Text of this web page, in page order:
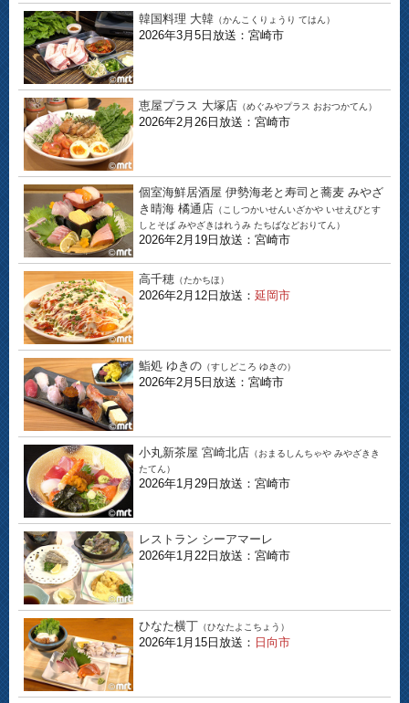
韓国料理 大韓 （かんこくりょうり てはん）
2026年3月5日放送：宮崎市
恵屋プラス 大塚店 （めぐみやプラス おおつかてん）
2026年2月26日放送：宮崎市
個室海鮮居酒屋 伊勢海老と寿司と蕎麦 みやざ
き晴海 橘通店 （こしつかいせんいざかや いせえびとす
しとそば みやざきはれうみ たちばなどおりてん）
2026年2月19日放送：宮崎市
高千穂 （たかちほ）
2026年2月12日放送： 延岡市
鮨処 ゆきの （すしどころ ゆきの）
2026年2月5日放送：宮崎市
小丸新茶屋 宮崎北店 （おまるしんちゃや みやざきき
たてん）
2026年1月29日放送：宮崎市
レストラン シーアマーレ
2026年1月22日放送：宮崎市
ひなた横丁 （ひなたよこちょう）
2026年1月15日放送： 日向市